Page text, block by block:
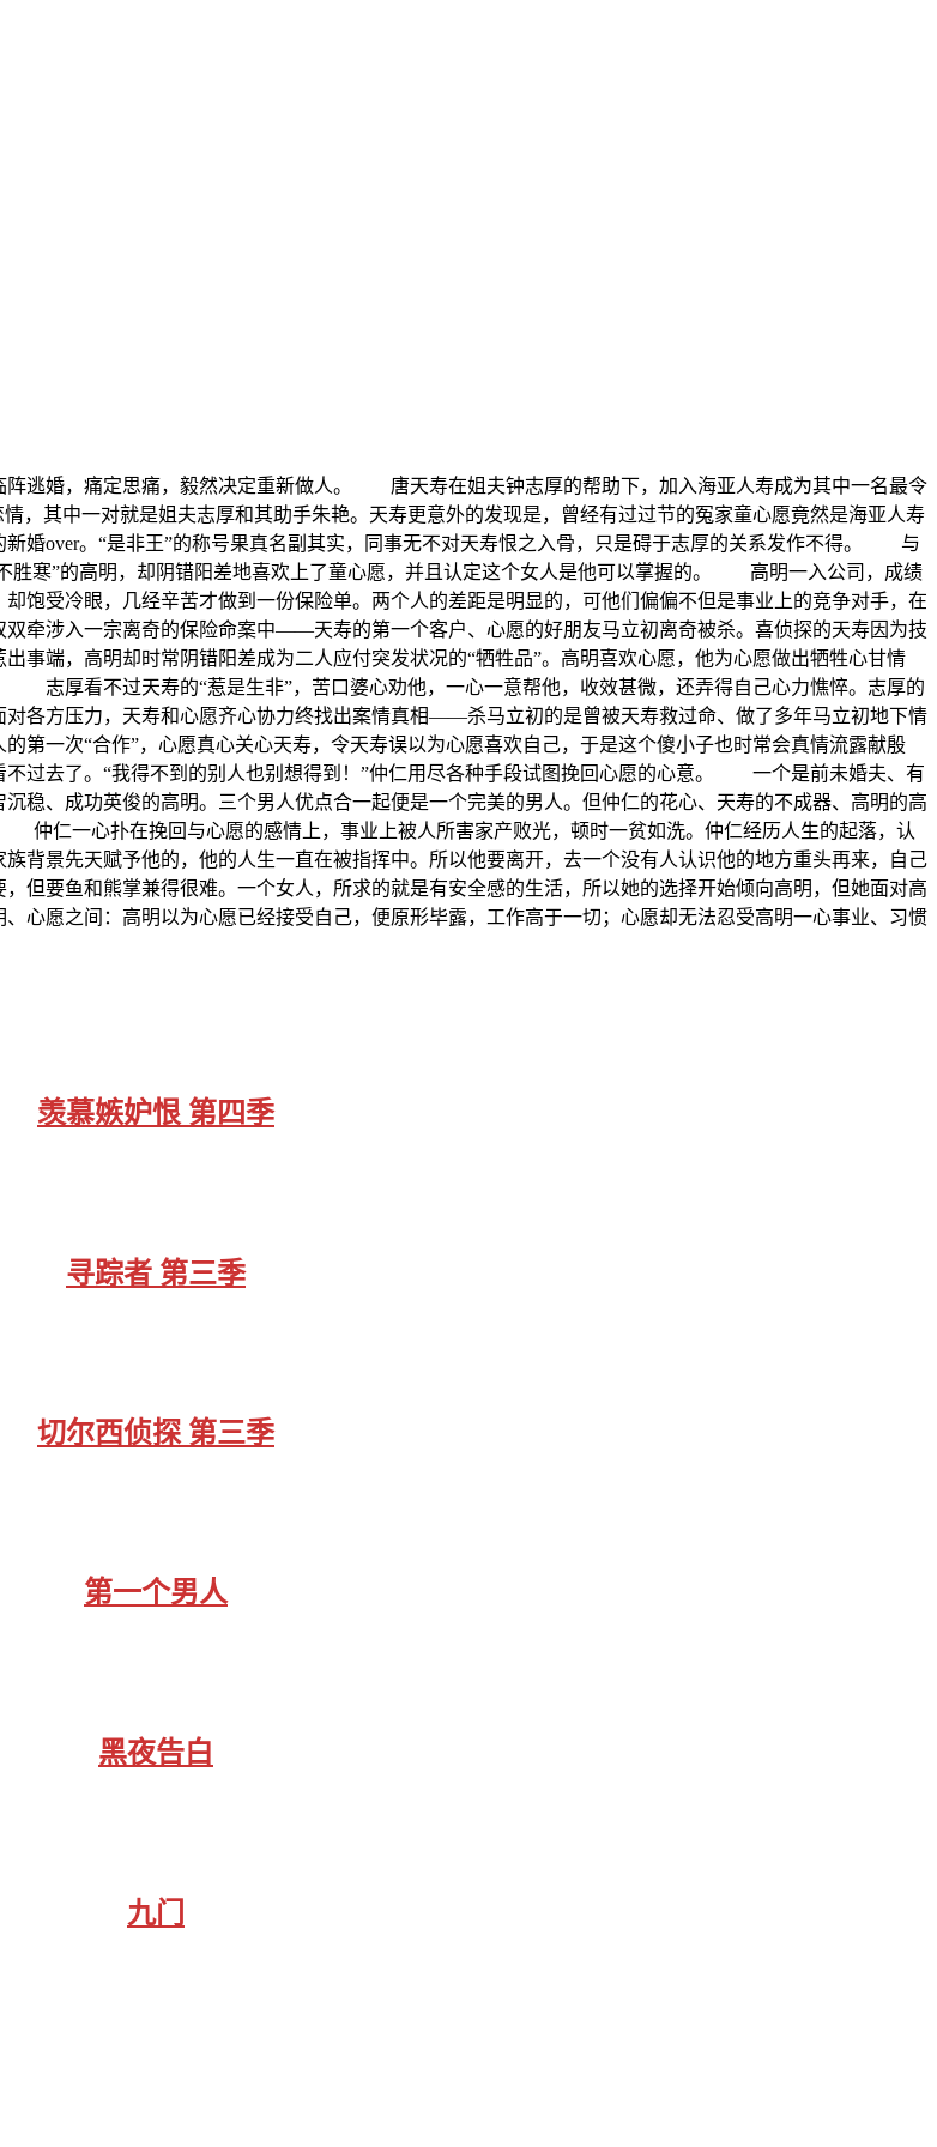
阵逃婚，痛定思痛，毅然决定重新做人。 唐天寿在姐夫钟志厚的帮助下，加入海亚人寿成为其中一名最令
，其中一对就是姐夫志厚和其助手朱艳。天寿更意外的发现是，曾经有过过节的冤家童心愿竟然是海亚人寿
婚over。“是非王”的称号果真名副其实，同事无不对天寿恨之入骨，只是碍于志厚的关系发作不得。 与
胜寒”的高明，却阴错阳差地喜欢上了童心愿，并且认定这个女人是他可以掌握的。 高明一入公司，成绩
饱受冷眼，几经辛苦才做到一份保险单。两个人的差距是明显的，可他们偏偏不但是事业上的竞争对手，在
涉入一宗离奇的保险命案中——天寿的第一个客户、心愿的好朋友马立初离奇被杀。喜侦探的天寿因为技
事端，高明却时常阴错阳差成为二人应付突发状况的“牺牲品”。高明喜欢心愿，他为心愿做出牺牲心甘情
志厚看不过天寿的“惹是生非”，苦口婆心劝他，一心一意帮他，收效甚微，还弄得自己心力憔悴。志厚的
方压力，天寿和心愿齐心协力终找出案情真相——杀马立初的是曾被天寿救过命、做了多年马立初地下情
一次“合作”，心愿真心关心天寿，令天寿误以为心愿喜欢自己，于是这个傻小子也时常会真情流露献殷
过去了。“我得不到的别人也别想得到！”仲仁用尽各种手段试图挽回心愿的心意。 一个是前未婚夫、有
稳、成功英俊的高明。三个男人优点合一起便是一个完美的男人。但仲仁的花心、天寿的不成器、高明的高
仁一心扑在挽回与心愿的感情上，事业上被人所害家产败光，顿时一贫如洗。仲仁经历人生的起落，认
背景先天赋予他的，他的人生一直在被指挥中。所以他要离开，去一个没有人认识他的地方重头再来，自己
要鱼和熊掌兼得很难。一个女人，所求的就是有安全感的生活，所以她的选择开始倾向高明，但她面对高
愿之间：高明以为心愿已经接受自己，便原形毕露，工作高于一切；心愿却无法忍受高明一心事业、习惯
羡慕嫉妒恨 第四季
寻踪者 第三季
切尔西侦探 第三季
第一个男人
黑夜告白
九门